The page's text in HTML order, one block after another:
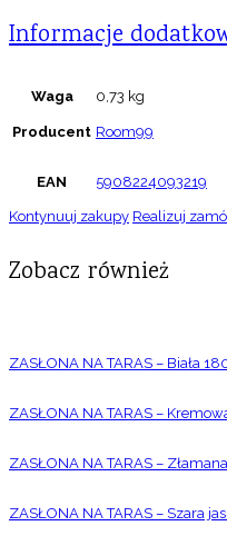
Informacje
Waga 0,73 kg
Producent Room99
EAN 5908224093219
Kontynuuj zakupy Realizuj
Zobacz również
ZASŁONA NA TARAS – Biała
ZASŁONA NA TARAS –
ZASŁONA NA TARAS –
ZASŁONA NA TARAS – Szara